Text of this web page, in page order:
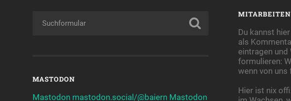
MASTODON
Mastodon mastodon.social/@baiern Mastodon
MITARBEITEN
Du kannst
als
eintragen und
formulieren:
wenn von
Hier ist nix